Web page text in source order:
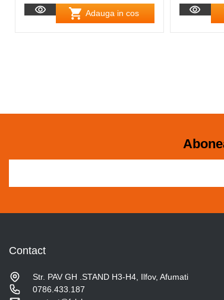
Adauga in cos
Contact
Str. PAV GH .STAND H3-H4, Ilfov, Afumati
0786.433.187